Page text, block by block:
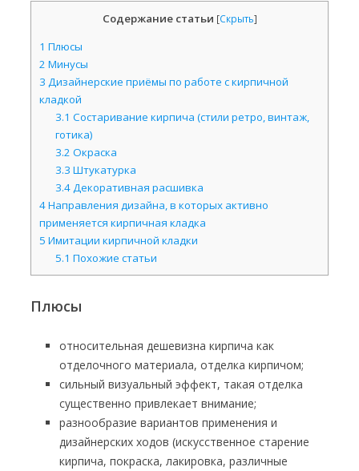
Содержание статьи [Скрыть]
1 Плюсы
2 Минусы
3 Дизайнерские приёмы по работе с кирпичной
кладкой
3.1 Состаривание кирпича (стили ретро, винтаж,
готика)
3.2 Окраска
3.3 Штукатурка
3.4Декоративная расшивка
4Направления дизайна, в которых активно
применяется кирпичная кладка
5 Имитации кирпичной кладки
5.1 Похожие статьи
Плюсы
относительная дешевизна кирпича как
отделочного материала, отделка кирпичом;
сильный визуальный эффект, такая отделка
существенно привлекает внимание;
разнообразие вариантов применения и
дизайнерских ходов (искусственное старение
кирпича, покраска, лакировка, различные